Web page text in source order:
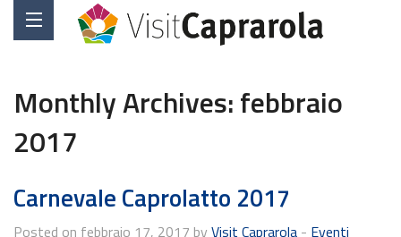
Monthly Archives:febbraio
2017
Carnevale Caprolatto 2017
Posted on febbraio 17, 2017 by Visit Caprarola - Eventi